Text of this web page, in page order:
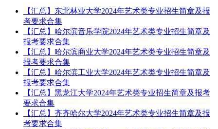
【汇总】东北林业大学2024年艺术类专业招生简章及报
考要求合集
【汇总】哈尔滨音乐学院2024年艺术类专业招生简章及
报考要求合集
【汇总】哈尔滨商业大学2024年艺术类专业招生简章及
报考要求合集
【汇总】哈尔滨工业大学2024年艺术类专业招生简章及
报考要求合集
【汇总】黑龙江大学2024年艺术类专业招生简章及报考
要求合集
【汇总】齐齐哈尔大学2024年艺术类专业招生简章及报
考要求合集